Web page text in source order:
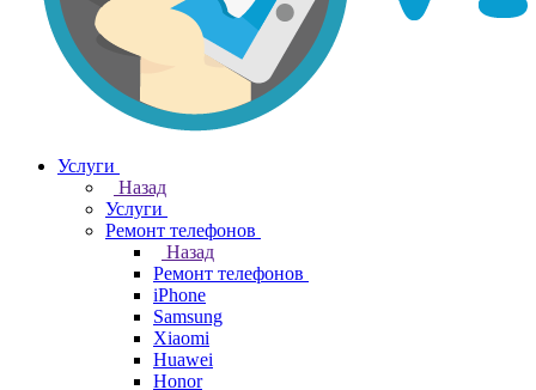
Услуги
Назад
Услуги
Ремонт телефонов
Назад
Ремонт телефонов
iPhone
Samsung
Xiaomi
Huawei
Honor